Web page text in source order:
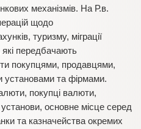
механізмів. На Р.в.
щодо
туризму, міграції
які передбачають
покупцями, продавцями,
установами та фірмами.
покупці валюти,
основне місце серед
та казначейства окремих